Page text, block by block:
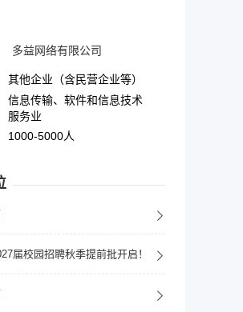
多益网络有限公司
其他企业（含民营企业等）
信息传输、软件和信息技术
服务业
1000-5000人
届校园招聘秋季提前批开启！